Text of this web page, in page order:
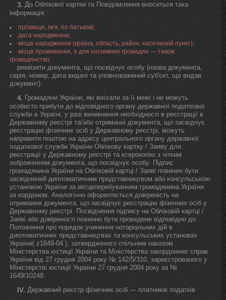
3. До Облікової картки та Повідомлення вноситься така
інформація:
прізвище, ім'я, по батькові;
дата народження;
місце народження (країна, область, район, населений пункт);
місце проживання, а для іноземних громадян — також
громадянство;
реквізити документа, що посвідчує особу (назва документа,
серія, номер, дата видачі та уповноважений суб'єкт, що видав
документ).
4. Громадяни України, які виїхали за її межі і не можуть
особисто прибути до відповідного органу державної податкової
служби в Україні, у разі виникнення необхідності в реєстрації в
Державному реєстрі та/або отриманні документа, що засвідчує
реєстрацію фізичних осіб у Державному реєстрі, можуть
направити поштою на адресу центрального органу державної
податкової служби України Облікову картку / Заяву для
реєстрації у Державному реєстрі та ксерокопію з чітким
зображенням документа, що посвідчує особу. Підпис
громадянина України на Обліковій картці / Заяві повинен бути
засвідчений дипломатичним представництвом або консульською
установою України за місцеперебуванням громадянина України
за кордоном. Аналогічно оформляється довіреність на
отримання документа, що засвідчує реєстрацію фізичних осіб у
Державному реєстрі. Посвідчення підпису на Обліковій картці /
Заяві або довіреності повинно бути проведене відповідно до
Положення про порядок учинення нотаріальних дій в
дипломатичних представництвах та консульських установах
України( z1649-04 ), затвердженого спільним наказом
Міністерства юстиції України та Міністерства закордонних справ
України від 27 грудня 2004 року № 142/5/310, зареєстрованого у
Міністерстві юстиції України 27 грудня 2004 року за №
1649/10248.
IV. Державний реєстр фізичних осіб — платників податків